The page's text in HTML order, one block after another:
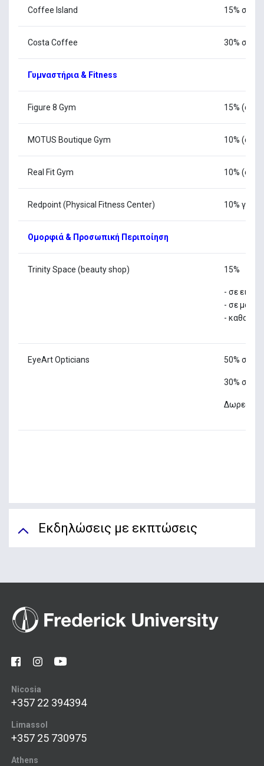
Coffee Island 15% σε
Costa Coffee 30% σε
Γυμναστήρια & Fitness
Figure 8 Gym 15%
MOTUS Boutique Gym 10%
Real Fit Gym 10%
Redpoint (Physical Fitness Center) 10% για
Ομορφιά & Προσωπική Περιποίηση
Trinity Space (beauty shop) 15%
- σε ειδη
- σε
-
EyeArt Opticians 50% σε
30% σε
Δωρεάν
Εκδηλώσεις με εκπτώσεις
Nicosia
+357 22 394394
Limassol
+357 25 730975
Athens